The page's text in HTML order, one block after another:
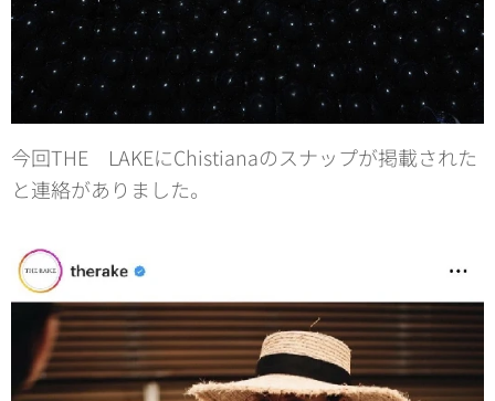
今回THE LAKEにChistianaのスナップが掲載された
と連絡がありました。